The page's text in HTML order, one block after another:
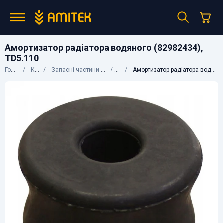
Амортизатор радіатора водяного (82982434),
TD5.110
Головна Каталог Запасні частини до сільгосптехніки CNH Амортизатор радіатора водяного (82982434), TD5.110